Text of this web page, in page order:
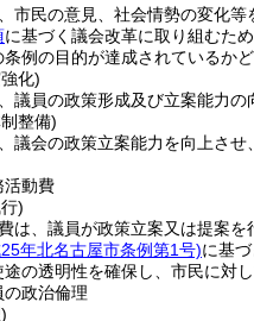
市民の意見、社会情勢の変化等
に基づく議会改革に取り組むた
例の目的が達成されているか
化)
議員の政策形成及び立案能力
整備)
議会の政策立案能力を向上さ
活動費
)
は、議員が政策立案又は提案を
年北名古屋市条例第1号)に基
の透明性を確保し、市民に対
の政治倫理